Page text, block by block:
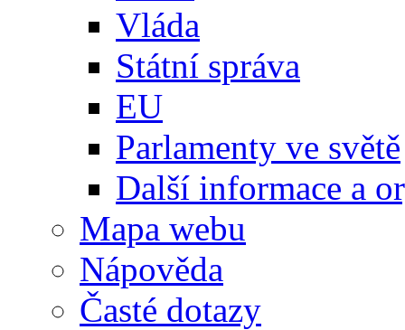
Vláda
Státní správa
EU
Parlamenty ve světě
Další informace a
Mapa webu
Nápověda
Časté dotazy